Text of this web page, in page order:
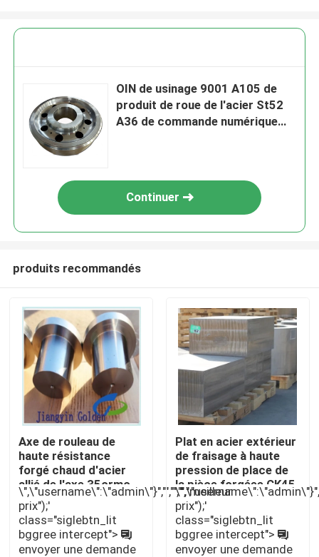
Maison
Produits
OIN de usinage 9001 A105 de
produit de roue de l'acier St52
A36 de commande numérique
Continuer
produits recommandés
Axe de rouleau de
haute résistance
forgé chaud d'acier
allié de l'axe 35crmo
34CrNiMo6
\",\"username\":\"admin\"}","","","","meilleur
prix");'
class="siglebtn_lit
bggree intercept">
envoyer une demande
Plat en acier extérieur
de fraisage à haute
pression de place de
la pièce forgéee CK45
S45c 1045 chauds
prix");'
class="siglebtn_lit
bggree intercept">
envoyer une demande